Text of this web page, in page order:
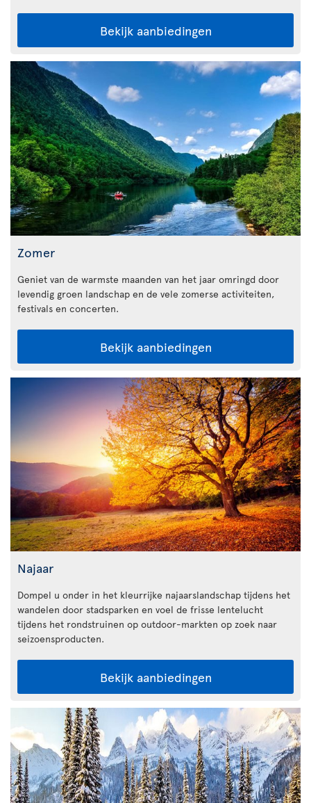
Bekijk aanbiedingen
Zomer
Geniet van de warmste maanden van het jaar omringd door
levendig groen landschap en de vele zomerse activiteiten,
festivals en concerten.
Bekijk aanbiedingen
Najaar
Dompel u onder in het kleurrijke najaarslandschap tijdens het
wandelen door stadsparken en voel de frisse lentelucht
tijdens het rondstruinen op outdoor-markten op zoek naar
seizoensproducten.
Bekijk aanbiedingen